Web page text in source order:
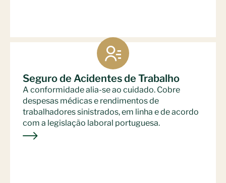
Seguro de Acidentes de Trabalho
A conformidade alia-se ao cuidado. Cobre
despesas médicas e rendimentos de
trabalhadores sinistrados, em linha e de acordo
com a legislação laboral portuguesa.